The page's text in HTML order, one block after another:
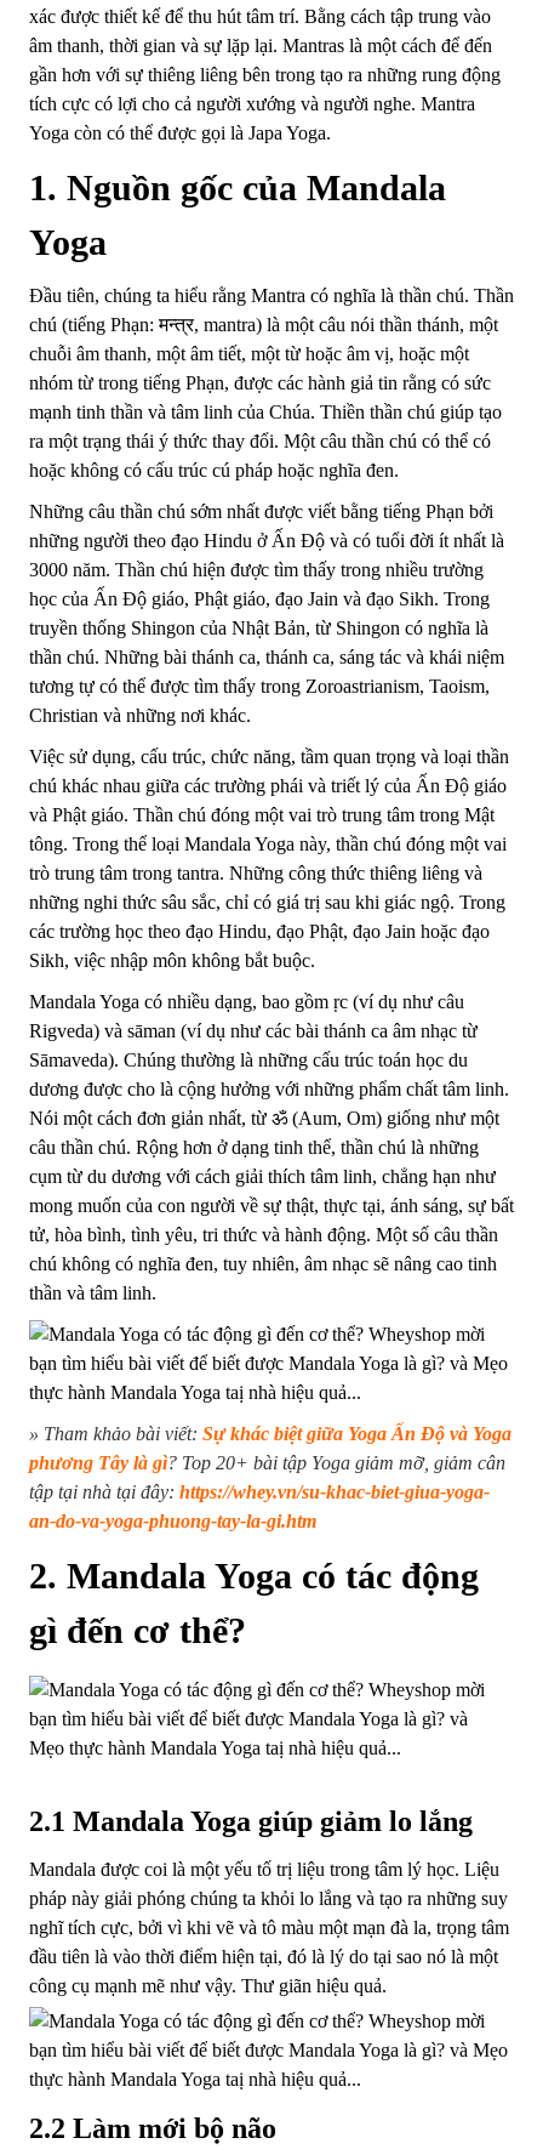
xác được thiết kế để thu hút tâm trí. Bằng cách tập trung vào
âm thanh, thời gian và sự lặp lại. Mantras là một cách để đến
gần hơn với sự thiêng liêng bên trong tạo ra những rung động
tích cực có lợi cho cả người xướng và người nghe. Mantra
Yoga còn có thể được gọi là Japa Yoga.
1. Nguồn gốc của Mandala
Yoga
Đầu tiên, chúng ta hiểu rằng Mantra có nghĩa là thần chú. Thần
chú (tiếng Phạn: मन्त्र, mantra) là một câu nói thần thánh, một
chuỗi âm thanh, một âm tiết, một từ hoặc âm vị, hoặc một
nhóm từ trong tiếng Phạn, được các hành giả tin rằng có sức
mạnh tinh thần và tâm linh của Chúa. Thiền thần chú giúp tạo
ra một trạng thái ý thức thay đổi. Một câu thần chú có thể có
hoặc không có cấu trúc cú pháp hoặc nghĩa đen.
Những câu thần chú sớm nhất được viết bằng tiếng Phạn bởi
những người theo đạo Hindu ở Ấn Độ và có tuổi đời ít nhất là
3000 năm. Thần chú hiện được tìm thấy trong nhiều trường
học của Ấn Độ giáo, Phật giáo, đạo Jain và đạo Sikh. Trong
truyền thống Shingon của Nhật Bản, từ Shingon có nghĩa là
thần chú. Những bài thánh ca, thánh ca, sáng tác và khái niệm
tương tự có thể được tìm thấy trong Zoroastrianism, Taoism,
Christian và những nơi khác.
Việc sử dụng, cấu trúc, chức năng, tầm quan trọng và loại thần
chú khác nhau giữa các trường phái và triết lý của Ấn Độ giáo
và Phật giáo. Thần chú đóng một vai trò trung tâm trong Mật
tông. Trong thể loại Mandala Yoga này, thần chú đóng một vai
trò trung tâm trong tantra. Những công thức thiêng liêng và
những nghi thức sâu sắc, chỉ có giá trị sau khi giác ngộ. Trong
các trường học theo đạo Hindu, đạo Phật, đạo Jain hoặc đạo
Sikh, việc nhập môn không bắt buộc.
Mandala Yoga có nhiều dạng, bao gồm ṛc (ví dụ như câu
Rigveda) và sāman (ví dụ như các bài thánh ca âm nhạc từ
Sāmaveda). Chúng thường là những cấu trúc toán học du
dương được cho là cộng hưởng với những phẩm chất tâm linh.
Nói một cách đơn giản nhất, từ ॐ (Aum, Om) giống như một
câu thần chú. Rộng hơn ở dạng tinh thể, thần chú là những
cụm từ du dương với cách giải thích tâm linh, chẳng hạn như
mong muốn của con người về sự thật, thực tại, ánh sáng, sự bất
tử, hòa bình, tình yêu, tri thức và hành động. Một số câu thần
chú không có nghĩa đen, tuy nhiên, âm nhạc sẽ nâng cao tinh
thần và tâm linh.
» Tham khảo bài viết: Sự khác biệt giữa Yoga Ấn Độ và Yoga
phương Tây là gì? Top 20+ bài tập Yoga giảm mỡ, giảm cân
tập tại nhà tại đây: https://whey.vn/su-khac-biet-giua-yoga-
an-do-va-yoga-phuong-tay-la-gi.htm
2. Mandala Yoga có tác động
gì đến cơ thể?
2.1 Mandala Yoga giúp giảm lo lắng
Mandala được coi là một yếu tố trị liệu trong tâm lý học. Liệu
pháp này giải phóng chúng ta khỏi lo lắng và tạo ra những suy
nghĩ tích cực, bởi vì khi vẽ và tô màu một mạn đà la, trọng tâm
đầu tiên là vào thời điểm hiện tại, đó là lý do tại sao nó là một
công cụ mạnh mẽ như vậy. Thư giãn hiệu quả.
2.2 Làm mới bộ não